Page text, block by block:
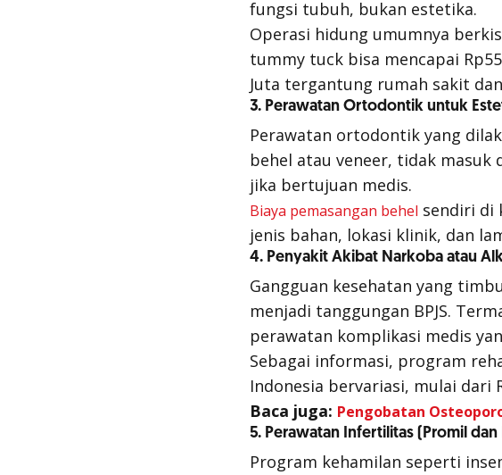
fungsi tubuh, bukan estetika.
Operasi hidung umumnya
tummy tuck bisa mencapai
Juta tergantung rumah sakit
3. Perawatan Ortodontik untuk
Perawatan ortodontik yang
behel atau veneer, tidak masuk
jika bertujuan medis.
Biaya pemasangan behel sendiri di
jenis bahan, lokasi klinik, dan
4. Penyakit Akibat Narkoba atau
Gangguan kesehatan yang
menjadi tanggungan BPJS.
perawatan komplikasi medis
Sebagai informasi, program
Indonesia bervariasi, mulai dari
Baca juga: Pengobatan
5. Perawatan Infertilitas (Promil dan
Program kehamilan seperti